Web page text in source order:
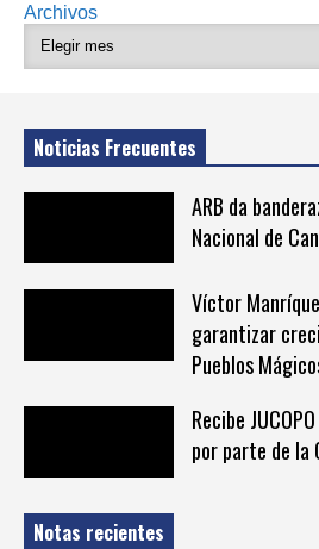
Archivos
Noticias Frecuentes
ARB da
Nacional de
Víctor
garantizar
Pueblos
Recibe
por parte de la
Notas recientes